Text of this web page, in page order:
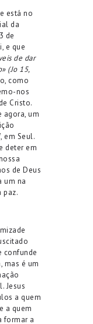
está no
da
de
e que
de dar
(Jo 15,
como
nos
Cristo.
agora, um
em Seul.
deter em
de Deus
um na
paz.
confunde
mas é um
Jesus
a quem
a quem
formar a